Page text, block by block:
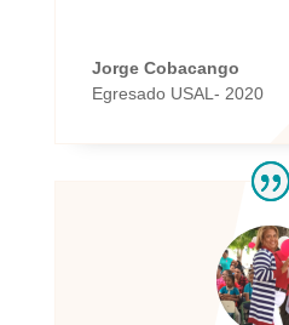
Jorge Cobacango
Egresado USAL- 2020